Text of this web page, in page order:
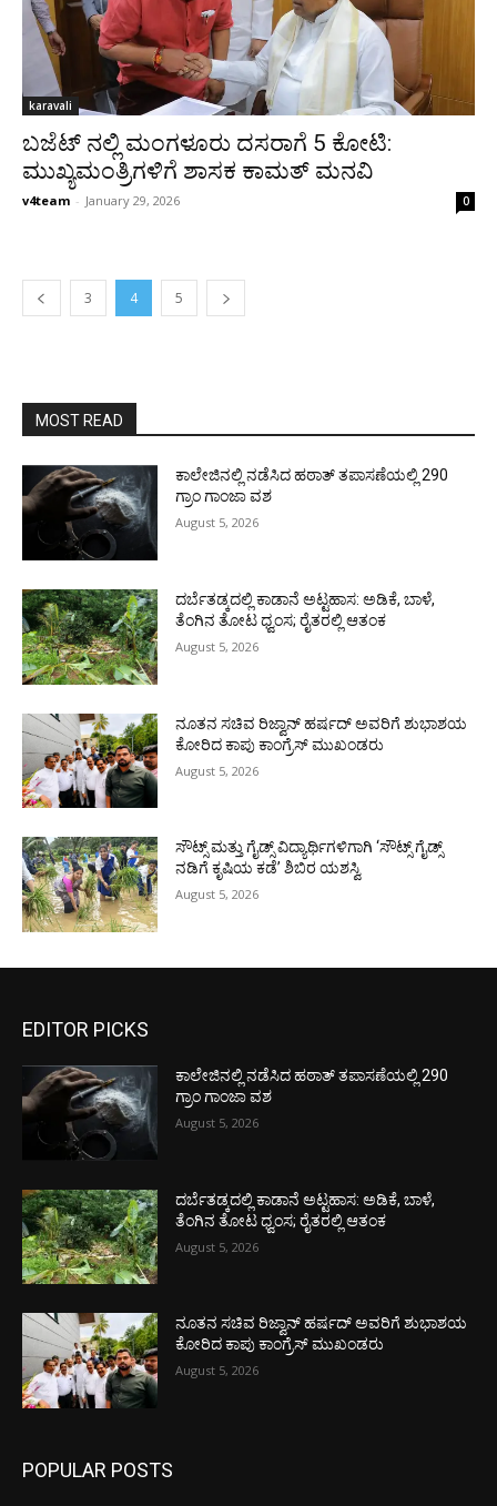
karavali
ಬಜೆಟ್ ನಲ್ಲಿ ಮಂಗಳೂರು ದಸರಾಗೆ 5 ಕೋಟಿ:
ಮುಖ್ಯಮಂತ್ರಿಗಳಿಗೆ ಶಾಸಕ ಕಾಮತ್ ಮನವಿ
v4team - January 29, 2026 0
3 4 5
MOST READ
ಕಾಲೇಜಿನಲ್ಲಿ ನಡೆಸಿದ ಹಠಾತ್ ತಪಾಸಣೆಯಲ್ಲಿ 290
ಗ್ರಾಂ ಗಾಂಜಾ ವಶ
August 5, 2026
ದರ್ಬೆತಡ್ಕದಲ್ಲಿ ಕಾಡಾನೆ ಅಟ್ಟಹಾಸ: ಅಡಿಕೆ, ಬಾಳೆ,
ತೆಂಗಿನ ತೋಟ ಧ್ವಂಸ; ರೈತರಲ್ಲಿ ಆತಂಕ
August 5, 2026
ನೂತನ ಸಚಿವ ರಿಜ್ವಾನ್ ಹರ್ಷದ್ ಅವರಿಗೆ ಶುಭಾಶಯ
ಕೋರಿದ ಕಾಪು ಕಾಂಗ್ರೆಸ್ ಮುಖಂಡರು
August 5, 2026
ಸೌಟ್ಸ್ ಮತ್ತು ಗೈಡ್ಸ್ ವಿದ್ಯಾರ್ಥಿಗಳಿಗಾಗಿ ‘ಸೌಟ್ಸ್ ಗೈಡ್ಸ್
ನಡಿಗೆ ಕೃಷಿಯ ಕಡೆ’ ಶಿಬಿರ ಯಶಸ್ವಿ
August 5, 2026
EDITOR PICKS
ಕಾಲೇಜಿನಲ್ಲಿ ನಡೆಸಿದ ಹಠಾತ್ ತಪಾಸಣೆಯಲ್ಲಿ 290
ಗ್ರಾಂ ಗಾಂಜಾ ವಶ
August 5, 2026
ದರ್ಬೆತಡ್ಕದಲ್ಲಿ ಕಾಡಾನೆ ಅಟ್ಟಹಾಸ: ಅಡಿಕೆ, ಬಾಳೆ,
ತೆಂಗಿನ ತೋಟ ಧ್ವಂಸ; ರೈತರಲ್ಲಿ ಆತಂಕ
August 5, 2026
ನೂತನ ಸಚಿವ ರಿಜ್ವಾನ್ ಹರ್ಷದ್ ಅವರಿಗೆ ಶುಭಾಶಯ
ಕೋರಿದ ಕಾಪು ಕಾಂಗ್ರೆಸ್ ಮುಖಂಡರು
August 5, 2026
POPULAR POSTS